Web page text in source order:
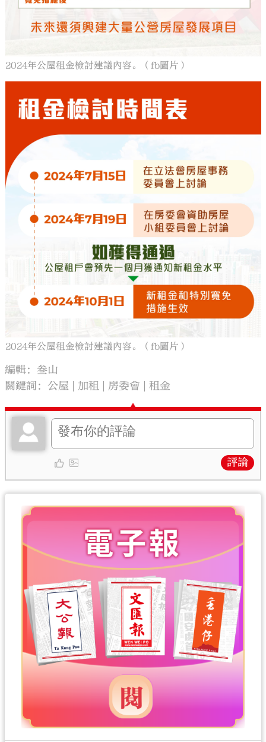
2024年公屋租金檢討建議內容。（fb圖片）
2024年公屋租金檢討建議內容。（fb圖片）
編輯：叁山
關鍵詞：公屋 加租 房委會 租金
評論